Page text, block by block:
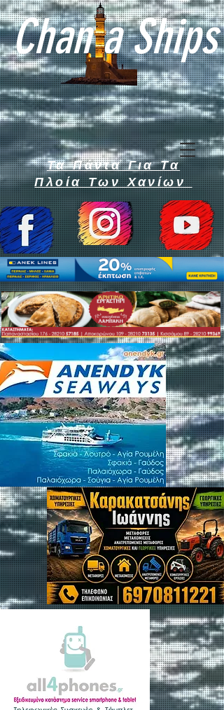
Chan a Ships
Τα Πάντα Για Τα
Πλοία Των Χανίων